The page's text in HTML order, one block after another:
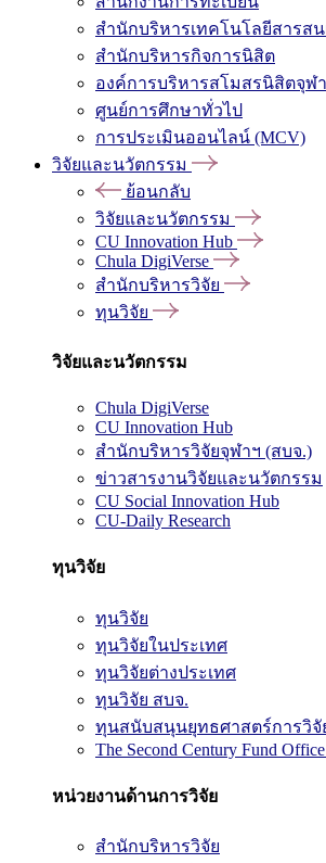
สำนักบริหารเทคโนโลยีสารสน
สำนักบริหารกิจการนิสิต
องค์การบริหารสโมสรนิสิตจุฬ
ศูนย์การศึกษาทั่วไป
การประเมินออนไลน์ (MCV)
วิจัยและนวัตกรรม
ย้อนกลับ
วิจัยและนวัตกรรม
CU Innovation Hub
Chula DigiVerse
สำนักบริหารวิจัย
ทุนวิจัย
วิจัยและนวัตกรรม
Chula DigiVerse
CU Innovation Hub
สำนักบริหารวิจัยจุฬาฯ (สบจ.)
ข่าวสารงานวิจัยและนวัตกรรม
CU Social Innovation Hub
CU-Daily Research
ทุนวิจัย
ทุนวิจัย
ทุนวิจัยในประเทศ
ทุนวิจัยต่างประเทศ
ทุนวิจัย สบจ.
ทุนสนับสนุนยุทธศาสตร์การวิจั
The Second Century Fund
หน่วยงานด้านการวิจัย
สำนักบริหารวิจัย